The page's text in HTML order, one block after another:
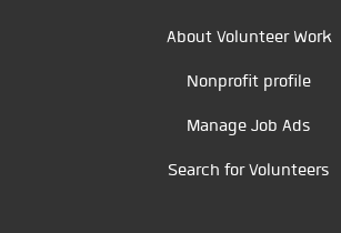
About Volunteer Work
Nonprofit profile
Manage Job Ads
Search for Volunteers